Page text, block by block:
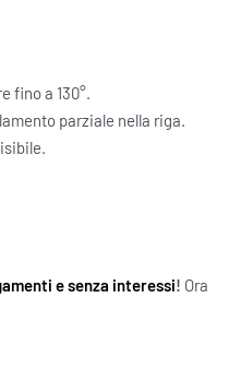
fino a 130°.
parziale nella riga.
e senza interessi! Ora